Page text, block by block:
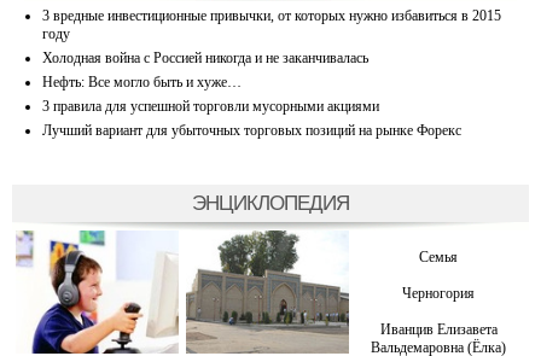
3 вредные инвестиционные привычки, от которых нужно избавиться в 2015
году
Холодная война с Россией никогда и не заканчивалась
Нефть: Все могло быть и хуже…
3 правила для успешной торговли мусорными акциями
Лучший вариант для убыточных торговых позиций на рынке Форекс
ЭНЦИКЛОПЕДИЯ
Семья
Черногория
Иванцив Елизавета
Вальдемаровна (Ёлка)